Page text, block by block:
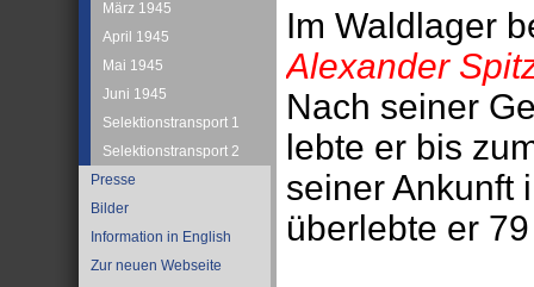
März 1945
April 1945
Mai 1945
Juni 1945
Selektionstransport 1
Selektionstransport 2
Presse
Bilder
Information in English
Zur neuen Webseite
Im Waldlager
Alexander
Nach seiner
lebte er bis
seiner Ankunft
überlebte er